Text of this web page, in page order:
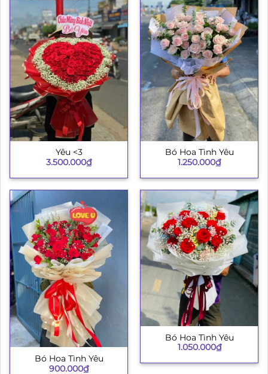
Yêu <3
3.500.000₫
Bó Hoa Tình Yêu
1.250.000₫
Bó Hoa Tình Yêu
900.000₫
Bó Hoa Tình Yêu
1.050.000₫